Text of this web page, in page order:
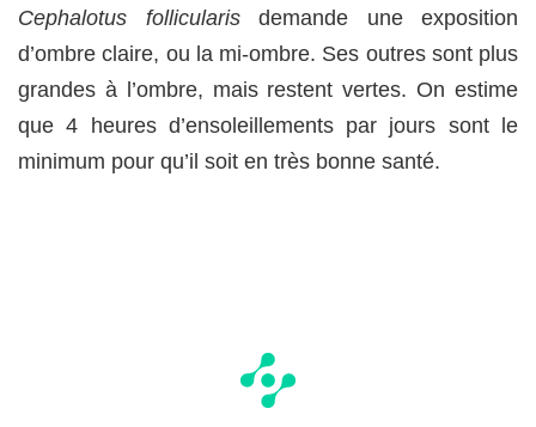
Cephalotus follicularisdemande une exposition
d’ombre claire, ou la mi-ombre. Ses outres sont plus
grandes à l’ombre, mais restent vertes. On estime
que 4 heures d’ensoleillements par jours sont le
minimum pour qu’il soit en très bonne santé.